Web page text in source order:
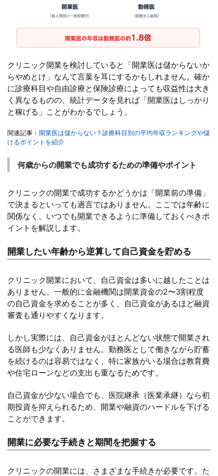
クリニック開業を検討していると「開業医は儲からないか
らやめとけ」なんて言葉を耳にするかもしれません。確か
に診療科目や自由診療と保険診療によっても収益性は大き
く異なるものの、統計データを見れば「開業医はしっかり
と稼げる」ことがわかるでしょう。
関連記事： 開業医は儲からない？診療科目別の平均年収ランキングや儲
けるポイントを紹介
何歳からの開業でも成功するための準備やポイント
クリニックの開業で成功するかどうかは「開業前の準備」
で決まるといっても過言ではありません。ここでは年齢に
関係なく、いつでも開業できるように準備しておくべきポ
イントを解説します。
開業したい年齢から逆算して自己資金を貯める
クリニック開業において、自己資金は多いに越したことは
ありません。一般的に金融機関は開業資金の2〜3割程度
の自己資金を求めることが多く、自己資金があるほど融資
審査も通りやすくなります。
しかし実際には、自己資金がほとんどない状態で開業され
る医師も少なくありません。勤務医として働きながら貯蓄
を続けるのは容易ではなく、特に家族がいる場合は教育費
や住宅ローンなどの支出も重なるためです。
自己資金が少ない場合でも、医院継承（医業承継）なら初
期投資を抑えられるため、開業や融資のハードルを下げる
ことができます。
開業に必要な手続きと期間を把握する
クリニックの開業には、さまざまな手続きが必要です。た